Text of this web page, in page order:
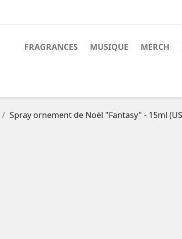
FRAGRANCES MUSIQUE MERCH
Spray ornement de Noël "Fantasy" - 15ml